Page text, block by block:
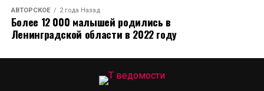
АВТОРСКОЕ 2 года Назад
Более 12 000 малышей родились в
Ленинградской области в 2022 году